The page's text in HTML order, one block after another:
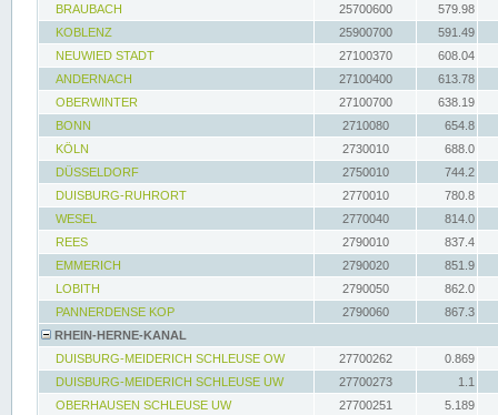
BRAUBACH
25700600
579.98
KOBLENZ
25900700
591.49
NEUWIED STADT
27100370
608.04
ANDERNACH
27100400
613.78
OBERWINTER
27100700
638.19
BONN
2710080
654.8
KÖLN
2730010
688.0
DÜSSELDORF
2750010
744.2
DUISBURG-RUHRORT
2770010
780.8
WESEL
2770040
814.0
REES
2790010
837.4
EMMERICH
2790020
851.9
LOBITH
2790050
862.0
PANNERDENSE KOP
2790060
867.3
RHEIN-HERNE-KANAL
DUISBURG-MEIDERICH SCHLEUSE OW
27700262
0.869
DUISBURG-MEIDERICH SCHLEUSE UW
27700273
1.1
OBERHAUSEN SCHLEUSE UW
27700251
5.189